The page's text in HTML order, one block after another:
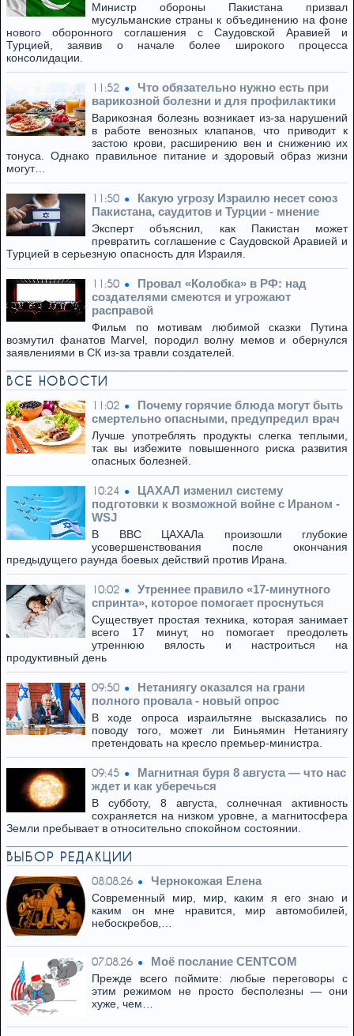
Министр обороны Пакистана призвал
мусульманские страны к объединению на фоне
нового оборонного соглашения с Саудовской Аравией и
Турцией, заявив о начале более широкого процесса
консолидации.
11:52
Что обязательно нужно есть при
варикозной болезни и для профилактики
Варикозная болезнь возникает из-за нарушений
в работе венозных клапанов, что приводит к
застою крови, расширению вен и снижению их
тонуса. Однако правильное питание и здоровый образ жизни
могут…
11:50
Какую угрозу Израилю несет союз
Пакистана, саудитов и Турции - мнение
Эксперт объяснил, как Пакистан может
превратить соглашение с Саудовской Аравией и
Турцией в серьезную опасность для Израиля.
11:50
Провал «Колобка» в РФ: над
создателями смеются и угрожают
расправой
Фильм по мотивам любимой сказки Путина
возмутил фанатов Marvel, породил волну мемов и обернулся
заявлениями в СК из-за травли создателей.
ВСЕ НОВОСТИ
11:02
Почему горячие блюда могут быть
смертельно опасными, предупредил врач
Лучше употреблять продукты слегка теплыми,
так вы избежите повышенного риска развития
опасных болезней.
10:24
ЦАХАЛ изменил систему
подготовки к возможной войне с Ираном -
WSJ
В ВВС ЦАХАЛа произошли глубокие
усовершенствования после окончания
предыдущего раунда боевых действий против Ирана.
10:02
Утреннее правило «17-минутного
спринта», которое помогает проснуться
Существует простая техника, которая занимает
всего 17 минут, но помогает преодолеть
утреннюю вялость и настроиться на
продуктивный день
09:50
Нетаниягу оказался на грани
полного провала - новый опрос
В ходе опроса израильтяне высказались по
поводу того, может ли Биньямин Нетаниягу
претендовать на кресло премьер-министра.
09:45
Магнитная буря 8 августа — что нас
ждет и как уберечься
В субботу, 8 августа, солнечная активность
сохраняется на низком уровне, а магнитосфера
Земли пребывает в относительно спокойном состоянии.
ВЫБОР РЕДАКЦИИ
08.08.26 Чернокожая Елена
Современный мир, мир, каким я его знаю и
каким он мне нравится, мир автомобилей,
небоскребов,…
07.08.26 Моё послание CENTCOM
Прежде всего поймите: любые переговоры с
этим режимом не просто бесполезны — они
хуже, чем…